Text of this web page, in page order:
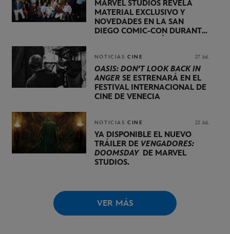
MARVEL STUDIOS REVELA
MATERIAL EXCLUSIVO Y
NOVEDADES EN LA SAN
DIEGO COMIC-CON DURANTE
NOTICIAS CINE 27 Jul.
OASIS: DON'T LOOK BACK IN
ANGER SE ESTRENARÁ EN EL
FESTIVAL INTERNACIONAL DE
CINE DE VENECIA
NOTICIAS CINE 22 Jul.
YA DISPONIBLE EL NUEVO
TRÁILER DE VENGADORES:
DOOMSDAYDE MARVEL
STUDIOS.
VER MÁS